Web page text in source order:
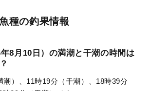
種の釣果情報
8月10日）の満潮と干潮の時間は
潮）、11時19分（干潮）、18時39分